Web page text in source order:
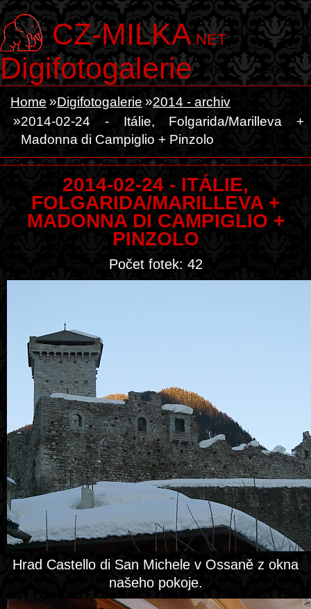
CZ-MILKA.NET
Digifotogalerie
Home Digifotogalerie
2014 - archiv
2014-02-24 - Itálie, Folgarida/Marilleva +
Madonna di Campiglio + Pinzolo
2014-02-24 - ITÁLIE,
FOLGARIDA/MARILLEVA +
MADONNA DI CAMPIGLIO +
PINZOLO
Počet fotek: 42
Hrad Castello di San Michele v Ossaně z okna
našeho pokoje.